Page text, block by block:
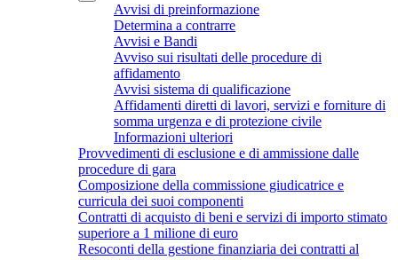
Avvisi di preinformazione
Determina a contrarre
Avvisi e Bandi
Avviso sui risultati delle procedure di
affidamento
Avvisi sistema di qualificazione
Affidamenti diretti di lavori, servizi e forniture di
somma urgenza e di protezione civile
Informazioni ulteriori
Provvedimenti di esclusione e di ammissione dalle
procedure di gara
Composizione della commissione giudicatrice e
curricula dei suoi componenti
Contratti di acquisto di beni e servizi di importo stimato
superiore a 1 milione di euro
Resoconti della gestione finanziaria dei contratti al